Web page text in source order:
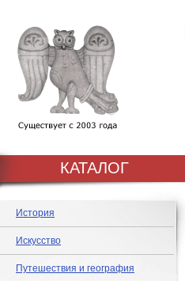
КАТАЛОГ
История
Искусство
Путешествия и география